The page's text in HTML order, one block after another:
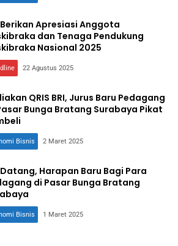
Berikan Apresiasi Anggota
dan Tenaga Pendukung
Nasional 2025
22 Agustus 2025
QRIS BRI, Jurus Baru Pedagang
Bunga Bratang Surabaya Pikat
Bisnis 2 Maret 2025
Datang, Harapan Baru Bagi Para
di Pasar Bunga Bratang
Bisnis 1 Maret 2025